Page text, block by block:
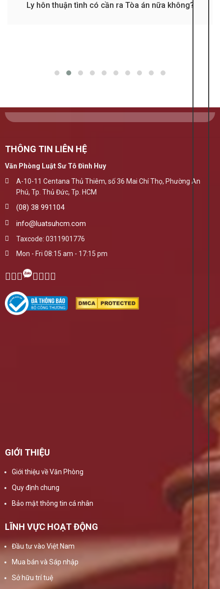
Ly hôn thuận tình có cần ra Tòa án nữa không?
THÔNG TIN LIÊN HỆ
Văn Phòng Luật Sư Tô Đình Huy
A-10-11 Centana Thủ Thiêm, số 36 Mai Chí Thọ, Phường An
Phú, Tp. Thủ Đức, Tp. HCM
(08) 38 991104
info@luatsuhcm.com
Taxcode: 0311901776
Mon - Fri 08:15 am - 17:15 pm
GIỚI THIỆU
Giới thiệu về Văn Phòng
Quy định chung
Bảo mật thông tin cá nhân
LĨNH VỰC HOẠT ĐỘNG
Đầu tư vào Việt Nam
Mua bán và Sáp nhập
Sở hữu trí tuệ